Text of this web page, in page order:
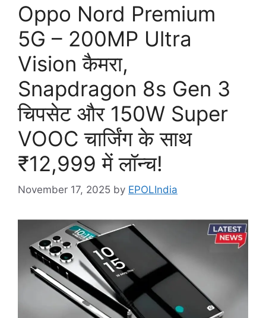
Oppo Nord Premium
5G – 200MP Ultra
Vision कैमरा,
Snapdragon 8s Gen 3
चिपसेट और 150W Super
VOOC चार्जिंग के साथ
₹12,999 में लॉन्च!
November 17, 2025 by EPOLIndia